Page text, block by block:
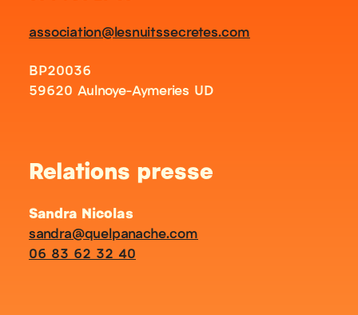
association@lesnuitssecretes.com
BP20036
59620 Aulnoye-Aymeries UD
Relations presse
Sandra Nicolas
sandra@quelpanache.com
06 83 62 32 40